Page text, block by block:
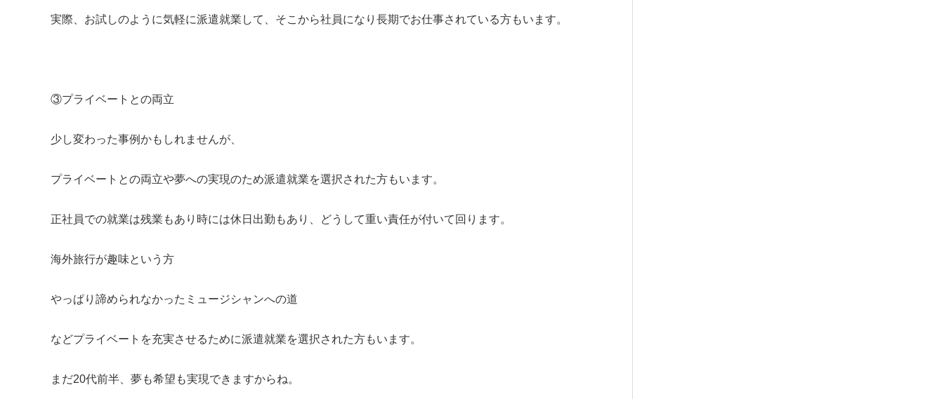
実際、お試しのように気軽に派遣就業して、そこから社員になり長期でお仕事されている方もいます。
③プライベートとの両立
少し変わった事例かもしれませんが、
プライベートとの両立や夢への実現のため派遣就業を選択された方もいます。
正社員での就業は残業もあり時には休日出勤もあり、どうして重い責任が付いて回ります。
海外旅行が趣味という方
やっぱり諦められなかったミュージシャンへの道
などプライベートを充実させるために派遣就業を選択された方もいます。
まだ20代前半、夢も希望も実現できますからね。